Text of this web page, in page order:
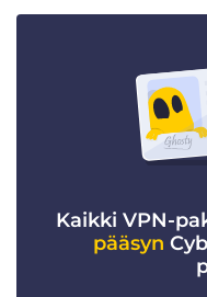
Kaikki VPN-
pääsyn